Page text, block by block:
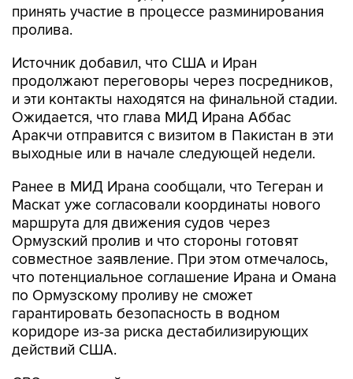
принять участие в процессе разминирования
пролива.
Источник добавил, что США и Иран
продолжают переговоры через посредников,
и эти контакты находятся на финальной стадии.
Ожидается, что глава МИД Ирана Аббас
Аракчи отправится с визитом в Пакистан в эти
выходные или в начале следующей недели.
Ранее в МИД Ирана сообщали, что Тегеран и
Маскат уже согласовали координаты нового
маршрута для движения судов через
Ормузский пролив и что стороны готовят
совместное заявление. При этом отмечалось,
что потенциальное соглашение Ирана и Омана
по Ормузскому проливу не сможет
гарантировать безопасность в водном
коридоре из-за риска дестабилизирующих
действий США.